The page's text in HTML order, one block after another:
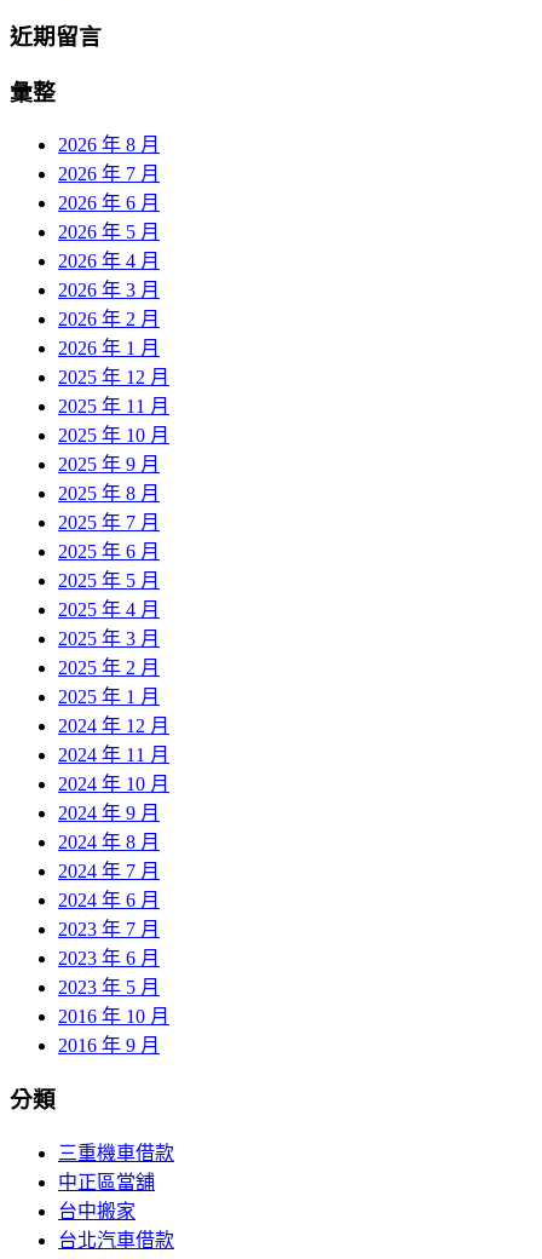
近期留言
彙整
2026 年 8 月
2026 年 7 月
2026 年 6 月
2026 年 5 月
2026 年 4 月
2026 年 3 月
2026 年 2 月
2026 年 1 月
2025 年 12 月
2025 年 11 月
2025 年 10 月
2025 年 9 月
2025 年 8 月
2025 年 7 月
2025 年 6 月
2025 年 5 月
2025 年 4 月
2025 年 3 月
2025 年 2 月
2025 年 1 月
2024 年 12 月
2024 年 11 月
2024 年 10 月
2024 年 9 月
2024 年 8 月
2024 年 7 月
2024 年 6 月
2023 年 7 月
2023 年 6 月
2023 年 5 月
2016 年 10 月
2016 年 9 月
分類
三重機車借款
中正區當舖
台中搬家
台北汽車借款